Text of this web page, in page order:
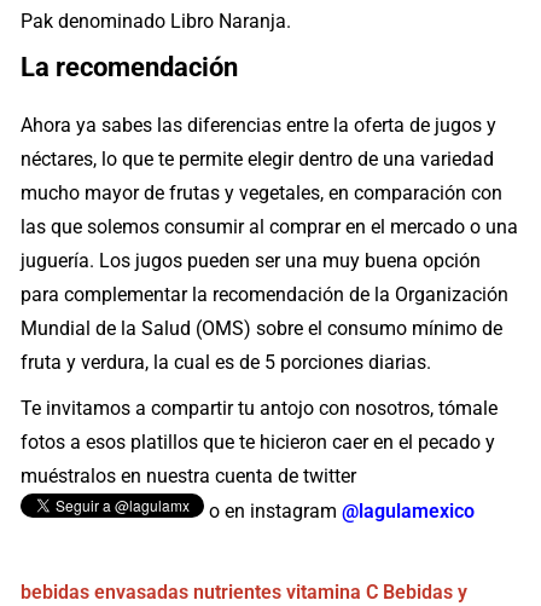
Pak denominado Libro Naranja.
La recomendación
Ahora ya sabes las diferencias entre la oferta de jugos y
néctares, lo que te permite elegir dentro de una variedad
mucho mayor de frutas y vegetales, en comparación con
las que solemos consumir al comprar en el mercado o una
juguería. Los jugos pueden ser una muy buena opción
para complementar la recomendación de la Organización
Mundial de la Salud (OMS) sobre el consumo mínimo de
fruta y verdura, la cual es de 5 porciones diarias.
Te invitamos a compartir tu antojo con nosotros, tómale
fotos a esos platillos que te hicieron caer en el pecado y
muéstralos en nuestra cuenta de twitter
o en instagram@lagulamexico
bebidas envasadas nutrientes vitamina C Bebidas y